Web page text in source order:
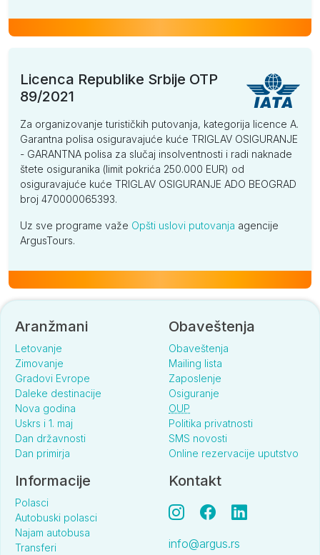
Licenca Republike Srbije OTP
89/2021
Za organizovanje turističkih putovanja, kategorija licence A.
Garantna polisa osiguravajuće kuće TRIGLAV OSIGURANJE
- GARANTNA polisa za slučaj insolventnosti i radi naknade
štete osiguranika (limit pokrića 250.000 EUR) od
osiguravajuće kuće TRIGLAV OSIGURANJE ADO BEOGRAD
broj 470000065393.
Uz sve programe važe Opšti uslovi putovanja agencije
ArgusTours.
Aranžmani
Letovanje
Zimovanje
Gradovi Evrope
Daleke destinacije
Nova godina
Uskrs i 1. maj
Dan državnosti
Dan primirja
Obaveštenja
Obaveštenja
Mailing lista
Zaposlenje
Osiguranje
OUP
Politika privatnosti
SMS novosti
Online rezervacije uputstvo
Informacije
Polasci
Autobuski polasci
Najam autobusa
Transferi
Kontakt
info@argus.rs